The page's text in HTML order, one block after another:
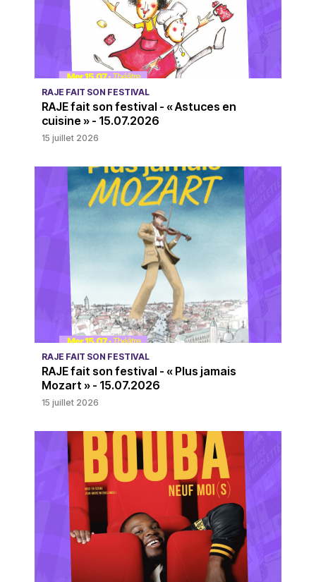
RAJE FAIT SON FESTIVAL
RAJE fait son festival - « Astuces en
cuisine » - 15.07.2026
15 juillet 2026
RAJE FAIT SON FESTIVAL
RAJE fait son festival - « Plus jamais
Mozart » - 15.07.2026
15 juillet 2026